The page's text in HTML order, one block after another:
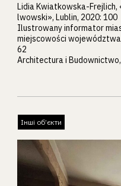
Lidia Kwiatkowska-
lwowski», Lublin, 2020: 100
Ilustrowany informator
miejscowości
62
Architectura i
Інші об’єкти